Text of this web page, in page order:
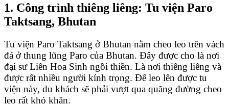
1. Công trình thiêng liêng: Tu viện Paro
Taktsang, Bhutan
Tu viện Paro Taktsang ở Bhutan nằm cheo leo trên vách
đá ở thung lũng Paro của Bhutan. Đây được cho là nơi
đại sư Liên Hoa Sinh ngồi thiền. Là nơi thiêng liêng và
được rất nhiều người kính trọng. Để leo lên được tu
viện này, du khách sẽ phải vượt qua quãng đường cheo
leo rất khó khăn.